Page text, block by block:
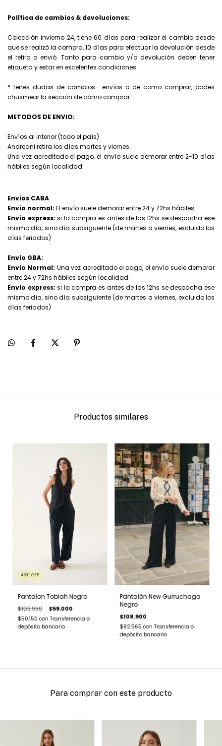
Política de cambios & devoluciones:
Colección invierno 24, tiene 60 días para realizar el cambio desde
que se realizó la compra, 10 días para efectuar la devolución desde
el retiro o envió. Tanto para cambio y/o devolución deben tener
etiqueta y estar en excelentes condiciones.
* tenes dudas de cambios- envíos o de como comprar, podes
chusmear la sección de cómo comprar.
METODOS DE ENVIO:
Envíos al interior (todo el país)
Andreani retira los días martes y viernes.
Una vez acreditado el pago, el envío suele demorar entre 2-10 días
hábiles según localidad.
Envíos CABA
Envío normal: El envío suele demorar entre 24 y 72hs hábiles
Envío express: si la compra es antes de las 12hs se despacha ese
mismo día, sino día subsiguiente (de martes a viernes, excluido los
días feriados)
Envío GBA:
Envío Normal: Una vez acreditado el pago, el envío suele demorar
entre 24 y 72hs hábiles según localidad.
Envío express: si la compra es antes de las 12hs se despacha ese
mismo día, sino día subsiguiente (de martes a viernes, excluido los
días feriados)
Productos similares
46% OFF
Pantalon Tobiah Negro
$109.990 $59.000
$50.150con Transferencia o
depósito bancario
Pantalón New Gurruchaga
Negro
$108.900
$92.565con Transferencia o
depósito bancario
Para comprar con este producto